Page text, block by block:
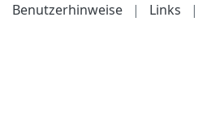
Benutzerhinweise
| Links |